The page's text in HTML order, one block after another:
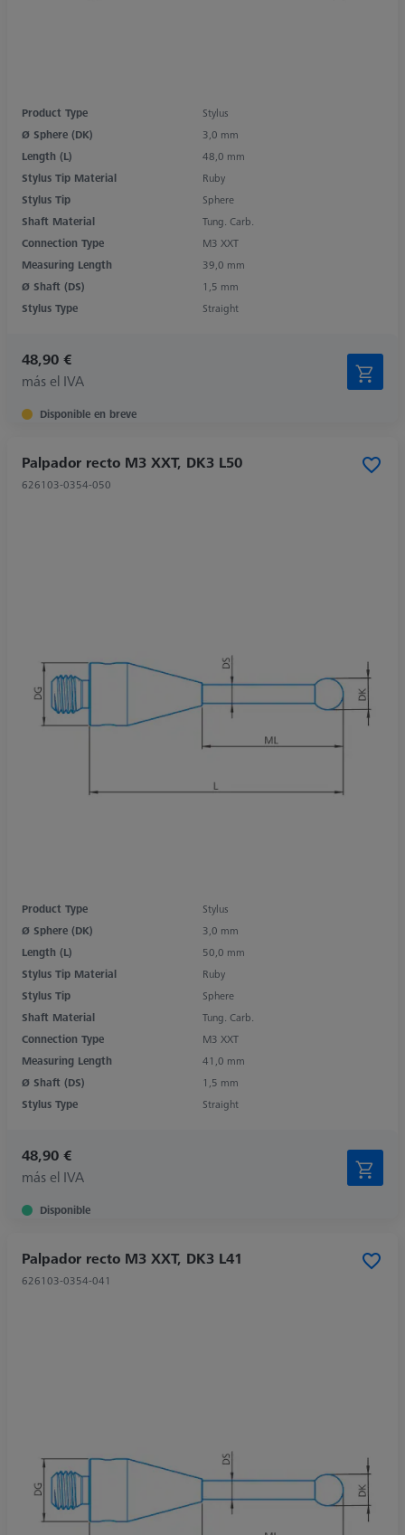
Product Type
Stylus
Ø Sphere (DK)
3,0 mm
Length (L)
48,0 mm
Stylus Tip Material
Ruby
Stylus Tip
Sphere
Shaft Material
Tung. Carb.
Connection Type
M3 XXT
Measuring Length
39,0 mm
Ø Shaft (DS)
1,5 mm
Stylus Type
Straight
48,90 €
más el IVA
Disponible en breve
Palpador recto M3 XXT, DK3 L50
626103-0354-050
Product Type
Stylus
Ø Sphere (DK)
3,0 mm
Length (L)
50,0 mm
Stylus Tip Material
Ruby
Stylus Tip
Sphere
Shaft Material
Tung. Carb.
Connection Type
M3 XXT
Measuring Length
41,0 mm
Ø Shaft (DS)
1,5 mm
Stylus Type
Straight
48,90 €
más el IVA
Disponible
Palpador recto M3 XXT, DK3 L41
626103-0354-041